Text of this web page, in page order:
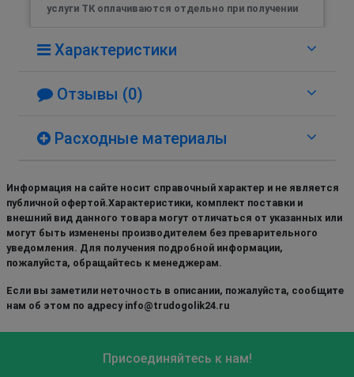
услуги ТК оплачиваются отдельно при получении
Характеристики
Отзывы (0)
Расходные материалы
Информация на сайте носит справочный характер и не является
публичной офертой.Характеристики, комплект поставки и
внешний вид данного товара могут отличаться от указанных или
могут быть изменены производителем без преварительного
уведомления. Для получения подробной информации,
пожалуйста, обращайтесь к менеджерам.
Если вы заметили неточность в описании, пожалуйста, сообщите
нам об этом по адресу info@trudogolik24.ru
Присоединяйтесь к нам!